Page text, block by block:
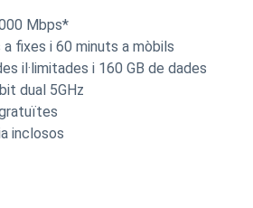
Mbps*
fixes i 60 minuts a mòbils
il·limitades i 160 GB de dades
dual 5GHz
inclosos